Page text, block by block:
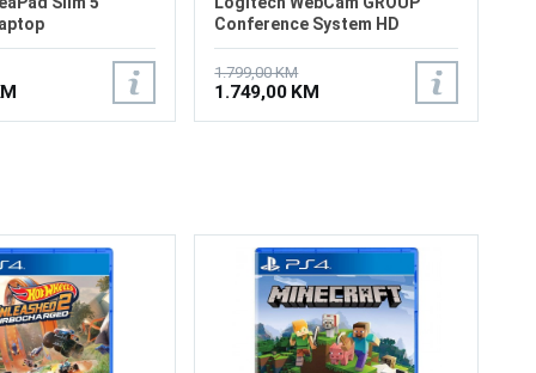
24GB
Conference System HD
Bluetooth
1.799,00 KM
1.749,00 KM